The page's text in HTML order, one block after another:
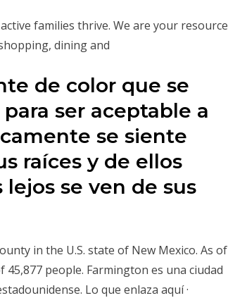
families thrive. We are your resource
dining and
de color que se
ser aceptable a
se siente
raíces y de ellos
se ven de sus
in the U.S. state of New Mexico. As of
people. Farmington es una ciudad
Lo que enlaza aquí ·